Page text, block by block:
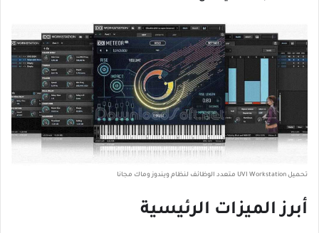
تحميل UVI Workstation متعدد الوظائف لنظام ويندوز وماك مجانا
أبرز الميزات الرئيسية